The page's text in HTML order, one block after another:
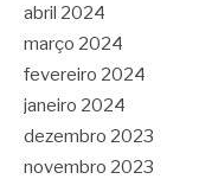
abril 2024
março 2024
fevereiro 2024
janeiro 2024
dezembro 2023
novembro 2023